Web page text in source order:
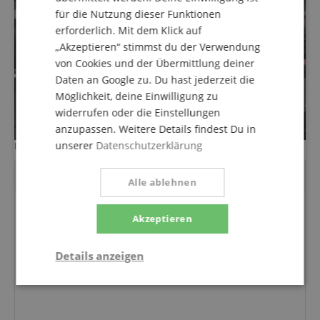
Ralf Schumacher
für die Nutzung dieser Funktionen
erforderlich. Mit dem Klick auf
„Akzeptieren“ stimmst du der Verwendung
von Cookies und der Übermittlung deiner
Daten an Google zu. Du hast jederzeit die
Möglichkeit, deine Einwilligung zu
widerrufen oder die Einstellungen
anzupassen. Weitere Details findest Du in
unserer Datenschutzerklärung
Akzeptieren
Alle ablehnen
Details anzeigen
Statistik Marketing Funktional